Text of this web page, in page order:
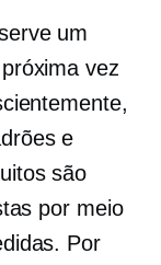
um
vez
e
são
por meio
Por